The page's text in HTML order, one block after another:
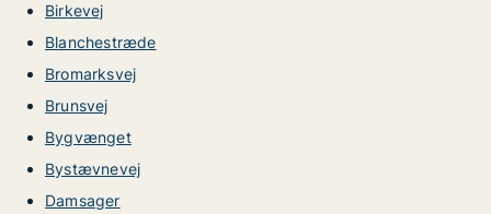
Birkevej
Blanchestræde
Bromarksvej
Brunsvej
Bygvænget
Bystævnevej
Damsager